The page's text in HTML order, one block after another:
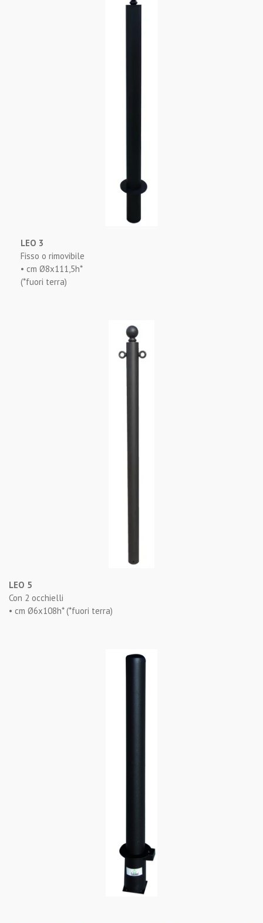
LEO 3
Fisso o rimovibile
• cm Ø8x111,5h*
(*fuori terra)
LEO 5
Con 2 occhielli
• cm Ø6x108h* (*fuori terra)